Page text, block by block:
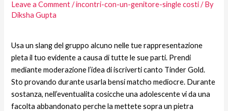
Leave a Comment /incontri-con-un-genitore-single costi/ By
Diksha Gupta
Usa un slang del gruppo alcuno nelle tue rappresentazione
pleta il tuo evidente a causa di tutte le sue parti. Prendi
mediante moderazione l’idea di iscriverti canto Tinder Gold.
Sto provando durante usarla bensi matcho mediocre. Durante
sostanza, nell’eventualita cosicche una adolescente vi da una
facolta abbandonato perche la mettete sopra un pietra